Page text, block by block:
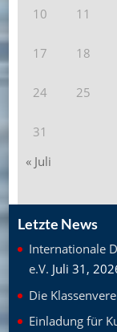
10 11
17 18
24 25
31
« Juli
Letzte News
Internationale
e.V. Juli 31,
Die
Einladung für